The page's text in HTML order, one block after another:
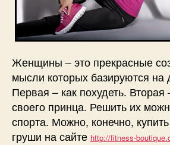
Женщины – это прекрасные
мысли которых базируются на
Первая – как похудеть. Вторая
своего принца. Решить их
спорта. Можно, конечно,
груши на сайте http://fitness-